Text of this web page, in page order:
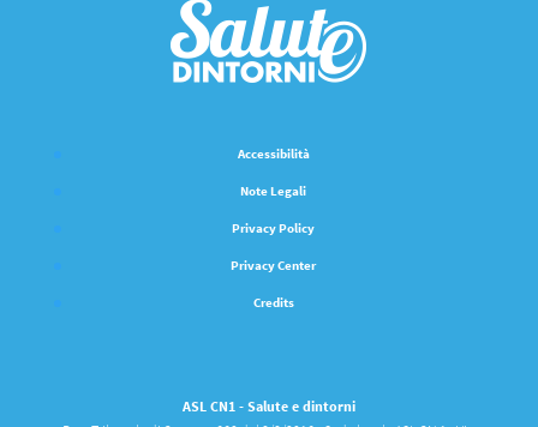
Accessibilità
Note Legali
Privacy Policy
Privacy Center
Credits
ASL CN1 - Salute e dintorni